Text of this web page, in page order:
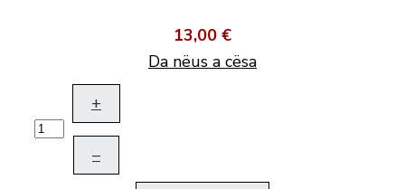
13,00 €
Da nëus a cësa
+
–